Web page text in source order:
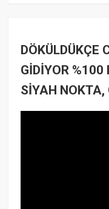
DÖKÜLDÜKÇE
GİDİYOR %100
SİYAH NOKTA,